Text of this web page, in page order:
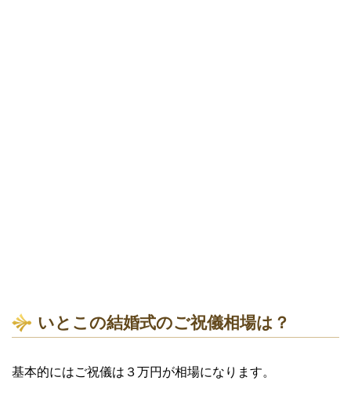
いとこの結婚式のご祝儀相場は？
基本的にはご祝儀は３万円が相場になります。